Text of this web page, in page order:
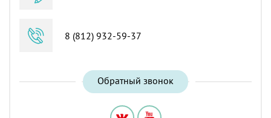
8 (812) 932-59-37
Обратный звонок